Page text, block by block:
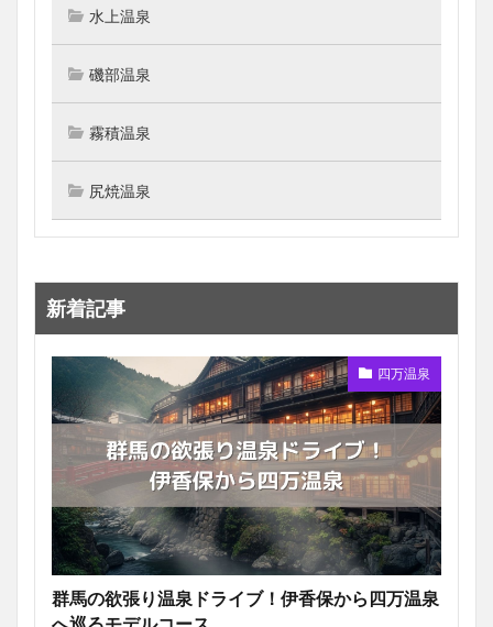
水上温泉
磯部温泉
霧積温泉
尻焼温泉
新着記事
四万温泉
群馬の欲張り温泉ドライブ！伊香保から四万温泉